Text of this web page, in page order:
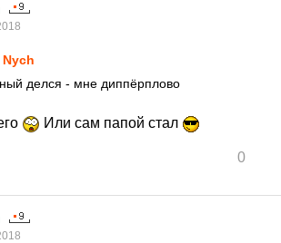
Nych
делся - мне диппёрплово
Или сам папой стал
0